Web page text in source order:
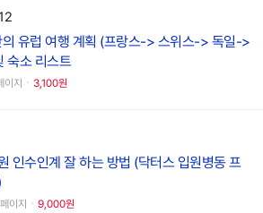
유럽 여행 계획 (프랑스-> 스위스-> 독일->
숙소 리스트
지ㆍ 3,100원
인수인계 잘 하는 방법 (닥터스 입원병동 프
이지ㆍ 9,000원